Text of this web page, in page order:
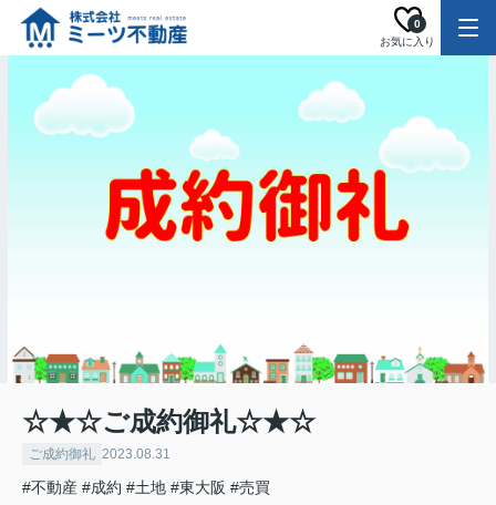
お気に入り
0
☆★☆ご成約御礼☆★☆
ご成約御礼 2023.08.31
#不動産 #成約 #土地 #東大阪 #売買